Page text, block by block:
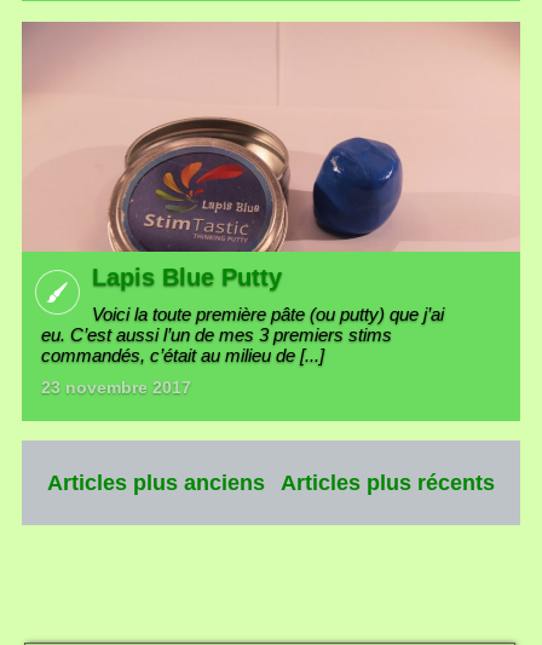
Lapis Blue Putty
Voici la toute première pâte (ou putty) que j’ai
eu. C’est aussi l’un de mes 3 premiers stims
commandés, c’était au milieu de [...]
23 novembre 2017
Articles plus anciens Articles plus récents